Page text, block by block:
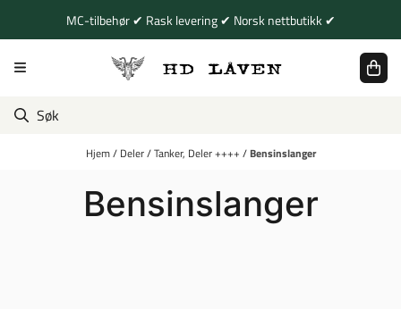
Hopp til innholdMC-tilbehør ✔ Rask levering ✔ Norsk nettbutikk ✔
Hjem/ Deler/Tanker, Deler ++++ / Bensinslanger
Bensinslanger